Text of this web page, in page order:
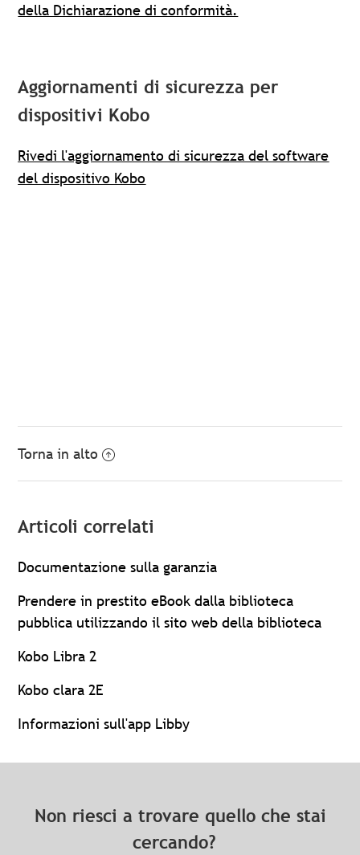
della Dichiarazione di conformità.
Aggiornamenti di sicurezza per
dispositivi Kobo
Rivedi l'aggiornamento di sicurezza del software
del dispositivo Kobo
Torna in alto
Articoli correlati
Documentazione sulla garanzia
Prendere in prestito eBook dalla biblioteca
pubblica utilizzando il sito web della biblioteca
Kobo Libra 2
Kobo clara 2E
Informazioni sull'app Libby
Non riesci a trovare quello che stai
cercando?